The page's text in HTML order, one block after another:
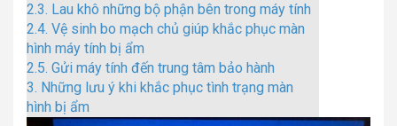
2.3. Lau khô những bộ phận bên trong máy tính
2.4. Vệ sinh bo mạch chủ giúp khắc phục màn
hình máy tính bị ẩm
2.5. Gửi máy tính đến trung tâm bảo hành
3. Những lưu ý khi khắc phục tình trạng màn
hình bị ẩm